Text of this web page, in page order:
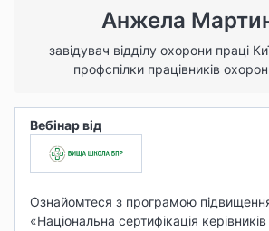
Анжела
завідувач відділу охорони праці
профспілки працівників
Вебінар від
Ознайомтеся з програмою підвищення
«Національна сертифікація